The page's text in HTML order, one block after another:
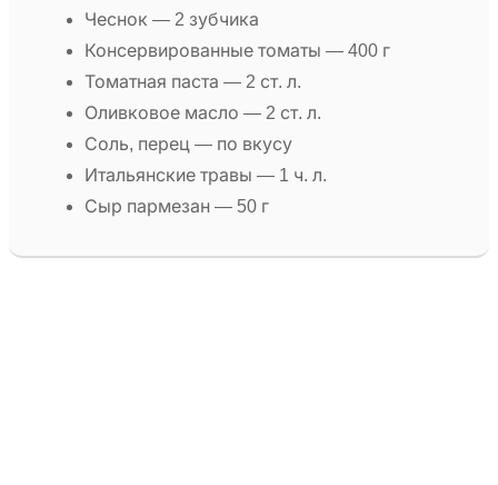
Чеснок — 2 зубчика
Консервированные томаты — 400 г
Томатная паста — 2 ст. л.
Оливковое масло — 2 ст. л.
Соль, перец — по вкусу
Итальянские травы — 1 ч. л.
Сыр пармезан — 50 г